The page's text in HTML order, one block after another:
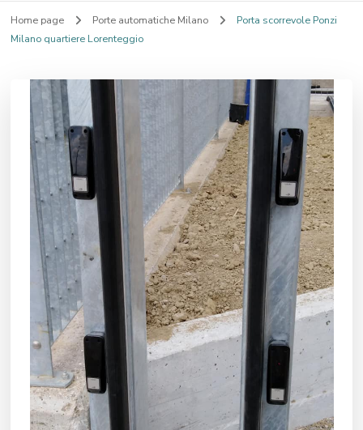
Home page Porte automatiche Milano
Porta scorrevole Ponzi
Milano quartiere Lorenteggio